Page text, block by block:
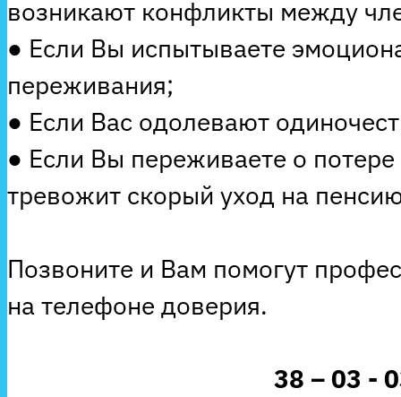
возникают конфликты между
● Если Вы испытываете
переживания;
● Если Вас одолевают
● Если Вы переживаете о
тревожит скорый уход на
Позвоните и Вам помогут
на телефоне доверия.
38 – 03 -